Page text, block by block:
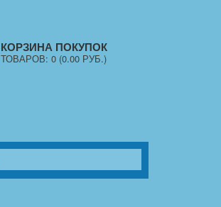
КОРЗИНА ПОКУПОК
ТОВАРОВ: 0 (0.00 РУБ.)